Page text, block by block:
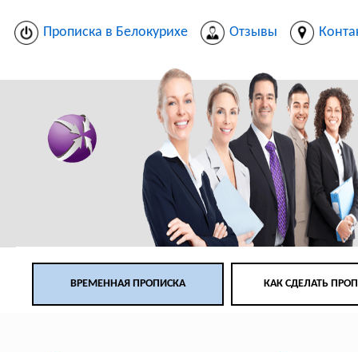
Прописка в Белокурихе Отзывы
ВРЕМЕННАЯ ПРОПИСКА КАК СДЕЛАТЬ